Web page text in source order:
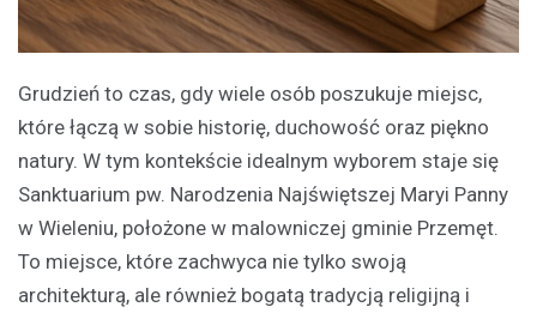
Grudzień to czas, gdy wiele osób poszukuje miejsc,
które łączą w sobie historię, duchowość oraz piękno
natury. W tym kontekście idealnym wyborem staje się
Sanktuarium pw. Narodzenia Najświętszej Maryi Panny
w Wieleniu, położone w malowniczej gminie Przemęt.
To miejsce, które zachwyca nie tylko swoją
architekturą, ale również bogatą tradycją religijną i